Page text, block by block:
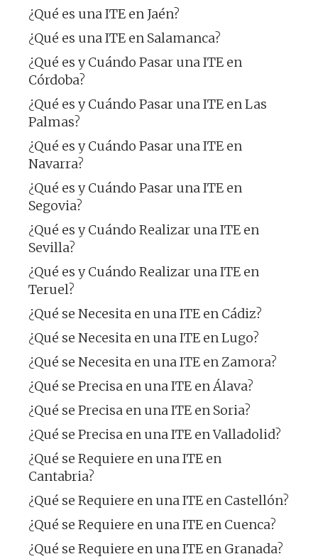
¿Qué es una ITE en Jaén?
¿Qué es una ITE en Salamanca?
¿Qué es y Cuándo Pasar una ITE en
Córdoba?
¿Qué es y Cuándo Pasar una ITE en Las
Palmas?
¿Qué es y Cuándo Pasar una ITE en
Navarra?
¿Qué es y Cuándo Pasar una ITE en
Segovia?
¿Qué es y Cuándo Realizar una ITE en
Sevilla?
¿Qué es y Cuándo Realizar una ITE en
Teruel?
¿Qué se Necesita en una ITE en Cádiz?
¿Qué se Necesita en una ITE en Lugo?
¿Qué se Necesita en una ITE en Zamora?
¿Qué se Precisa en una ITE en Álava?
¿Qué se Precisa en una ITE en Soria?
¿Qué se Precisa en una ITE en Valladolid?
¿Qué se Requiere en una ITE en
Cantabria?
¿Qué se Requiere en una ITE en Castellón?
¿Qué se Requiere en una ITE en Cuenca?
¿Qué se Requiere en una ITE en Granada?